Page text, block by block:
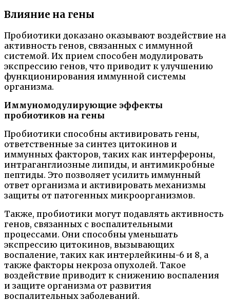
Влияние на гены
Пробиотики доказано оказывают воздействие на
активность генов, связанных с иммунной
системой. Их прием способен модулировать
экспрессию генов, что приводит к улучшению
функционирования иммунной системы
организма.
Иммуномодулирующие эффекты
пробиотиков на гены
Пробиотики способны активировать гены,
ответственные за синтез цитокинов и
иммунных факторов, таких как интерфероны,
интраганглиозные липиды, и антимикробные
пептиды. Это позволяет усилить иммунный
ответ организма и активировать механизмы
защиты от патогенных микроорганизмов.
Также, пробиотики могут подавлять активность
генов, связанных с воспалительными
процессами. Они способны уменьшать
экспрессию цитокинов, вызывающих
воспаление, таких как интерлейкины-6 и 8, а
также факторы некроза опухолей. Такое
воздействие приводит к снижению воспаления
и защите организма от развития
воспалительных заболеваний.